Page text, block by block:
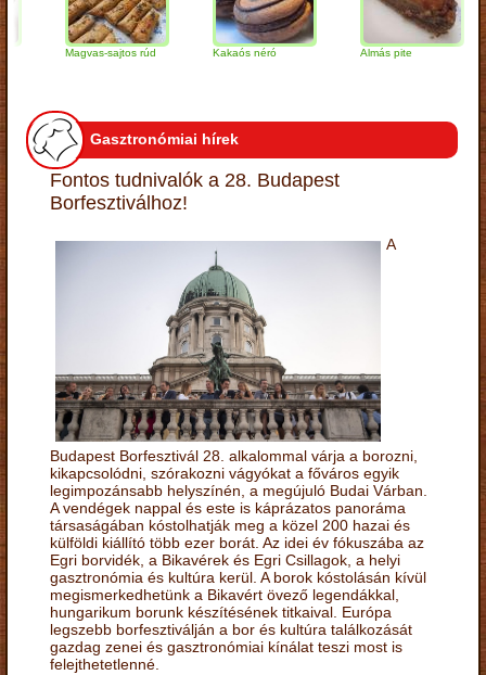
Magvas-sajtos rúd Kakaós néró Almás pite
Gasztronómiai hírek
Fontos tudnivalók a 28. Budapest
Borfesztiválhoz!
A
Budapest Borfesztivál 28. alkalommal várja a borozni,
kikapcsolódni, szórakozni vágyókat a főváros egyik
legimpozánsabb helyszínén, a megújuló Budai Várban.
A vendégek nappal és este is káprázatos panoráma
társaságában kóstolhatják meg a közel 200 hazai és
külföldi kiállító több ezer borát. Az idei év fókuszába az
Egri borvidék, a Bikavérek és Egri Csillagok, a helyi
gasztronómia és kultúra kerül. A borok kóstolásán kívül
megismerkedhetünk a Bikavért övező legendákkal,
hungarikum borunk készítésének titkaival. Európa
legszebb borfesztiválján a bor és kultúra találkozását
gazdag zenei és gasztronómiai kínálat teszi most is
felejthetetlenné.